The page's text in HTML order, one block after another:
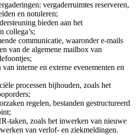
vergaderruimtes reserveren,
en notuleren;
bieden aan het
collega’s;
communicatie, waaronder e-mails
van de algemene mailbox van
interne en externe evenementen en
processen bijhouden, zoals het
regelen, bestanden gestructureerd
taken, zoals het inwerken van nieuwe
van verlof- en ziekmeldingen.